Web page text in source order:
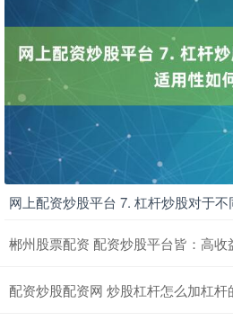
网上配资炒股平台 7. 杠杆炒股对于
郴州股票配资 配资炒股平台皆：高
配资炒股配资网 炒股杠杆怎么加杠杆